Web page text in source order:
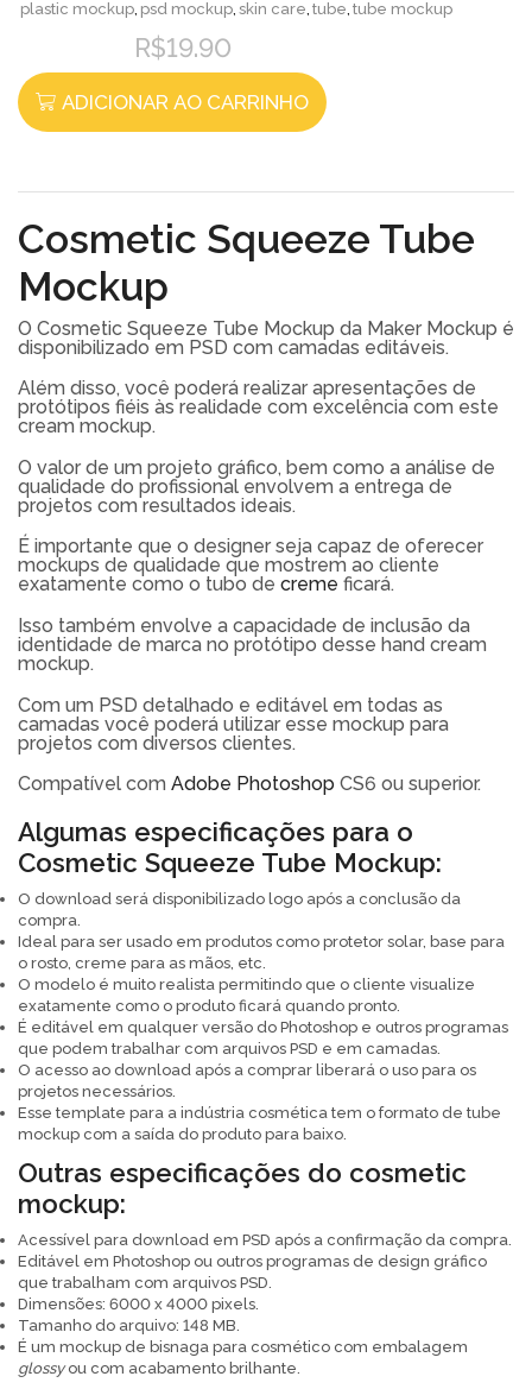
plastic mockup, psd mockup, skin care, tube, tube mockup
R$19.90
ADICIONAR AO CARRINHO
Cosmetic Squeeze Tube
Mockup
O Cosmetic Squeeze Tube Mockup da Maker Mockup é
disponibilizado em PSD com camadas editáveis.
Além disso, você poderá realizar apresentações de
protótipos fiéis às realidade com excelência com este
cream mockup.
O valor de um projeto gráfico, bem como a análise de
qualidade do profissional envolvem a entrega de
projetos com resultados ideais.
É importante que o designer seja capaz de oferecer
mockups de qualidade que mostrem ao cliente
exatamente como o tubo de creme ficará.
Isso também envolve a capacidade de inclusão da
identidade de marca no protótipo desse hand cream
mockup.
Com um PSD detalhado e editável em todas as
camadas você poderá utilizar esse mockup para
projetos com diversos clientes.
Compatível com Adobe Photoshop CS6 ou superior.
Algumas especificações para o
Cosmetic Squeeze Tube Mockup:
O download será disponibilizado logo após a conclusão da
compra.
Ideal para ser usado em produtos como protetor solar, base para
o rosto, creme para as mãos, etc.
O modelo é muito realista permitindo que o cliente visualize
exatamente como o produto ficará quando pronto.
É editável em qualquer versão do Photoshop e outros programas
que podem trabalhar com arquivos PSD e em camadas.
O acesso ao download após a comprar liberará o uso para os
projetos necessários.
Esse template para a indústria cosmética tem o formato de tube
mockup com a saída do produto para baixo.
Outras especificações do cosmetic
mockup:
Acessível para download em PSD após a confirmação da compra.
Editável em Photoshop ou outros programas de design gráfico
que trabalham com arquivos PSD.
Dimensões: 6000 x 4000 pixels.
Tamanho do arquivo: 148 MB.
É um mockup de bisnaga para cosmético com embalagem
glossyou com acabamento brilhante.